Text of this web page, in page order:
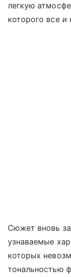
легкую
которого все и
Сюжет вновь
узнаваемые
которых
тональностью